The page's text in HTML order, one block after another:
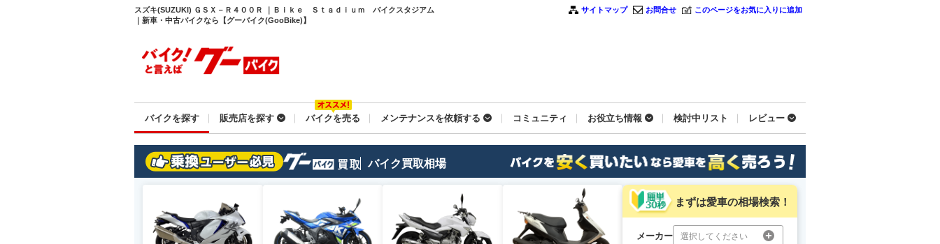
スズキ(SUZUKI) ＧＳＸ－Ｒ４００Ｒ ｜Ｂｉｋｅ Ｓｔａｄｉｕｍ バイクスタジアム
｜新車・中古バイクなら【グーバイク(GooBike)】
サイトマップ お問合せ このページをお気に入りに追加
バイクを探す 販売店を探す バイクを売る メンテナンスを依頼する コミュニティ お役立ち情報 検討中リスト レビュー
バイク買取相場
まずは愛車の相場検索！
メーカー 選択してください